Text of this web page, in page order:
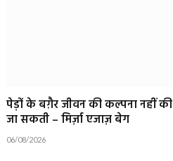
पेड़ों के बग़ैर जीवन की कल्पना नहीं की
जा सकती – मिर्ज़ा एजाज़ बेग
06/08/2026